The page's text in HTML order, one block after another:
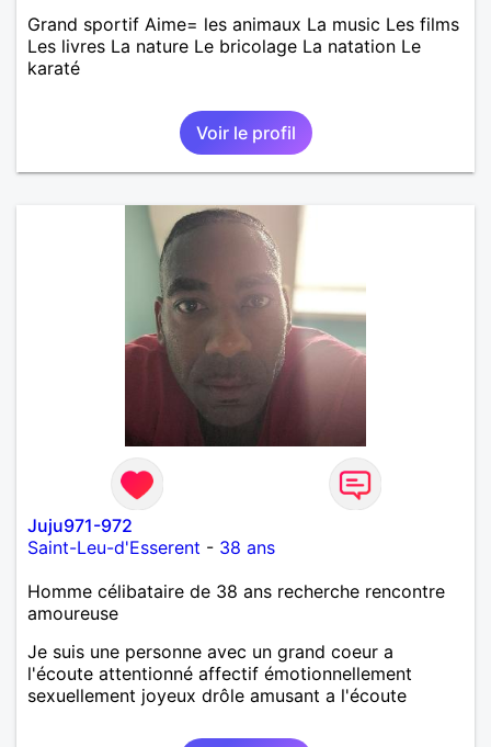
Grand sportif Aime= les animaux La music Les films
Les livres La nature Le bricolage La natation Le
karaté
Voir le profil
Juju971-972
Saint-Leu-d'Esserent - 38 ans
Homme célibataire de 38 ans recherche rencontre
amoureuse
Je suis une personne avec un grand coeur a
l'écoute attentionné affectif émotionnellement
sexuellement joyeux drôle amusant a l'écoute